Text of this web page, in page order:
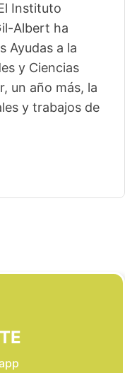
Instituto
Albert ha
Ayudas a la
y Ciencias
un año más, la
y trabajos de